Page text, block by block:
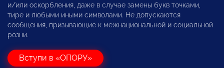
и/или оскорбления, даже в случае замены букв точками,
тире и любыми иными символами. Не допускаются
сообщения, призывающие к межнациональной и социальной
розни.
Вступи в «ОПОРУ»